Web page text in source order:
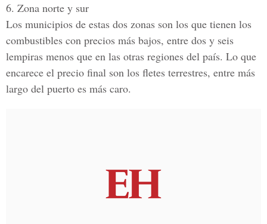
6. Zona norte y sur
Los municipios de estas dos zonas son los que tienen los
combustibles con precios más bajos, entre dos y seis
lempiras menos que en las otras regiones del país. Lo que
encarece el precio final son los fletes terrestres, entre más
largo del puerto es más caro.